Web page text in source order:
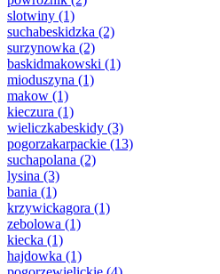
slotwiny (1)
suchabeskidzka (2)
surzynowka (2)
baskidmakowski (1)
mioduszyna (1)
makow (1)
kieczura (1)
wieliczkabeskidy (3)
pogorzakarpackie (13)
suchapolana (2)
lysina (3)
bania (1)
krzywickagora (1)
zebolowa (1)
kiecka (1)
hajdowka (1)